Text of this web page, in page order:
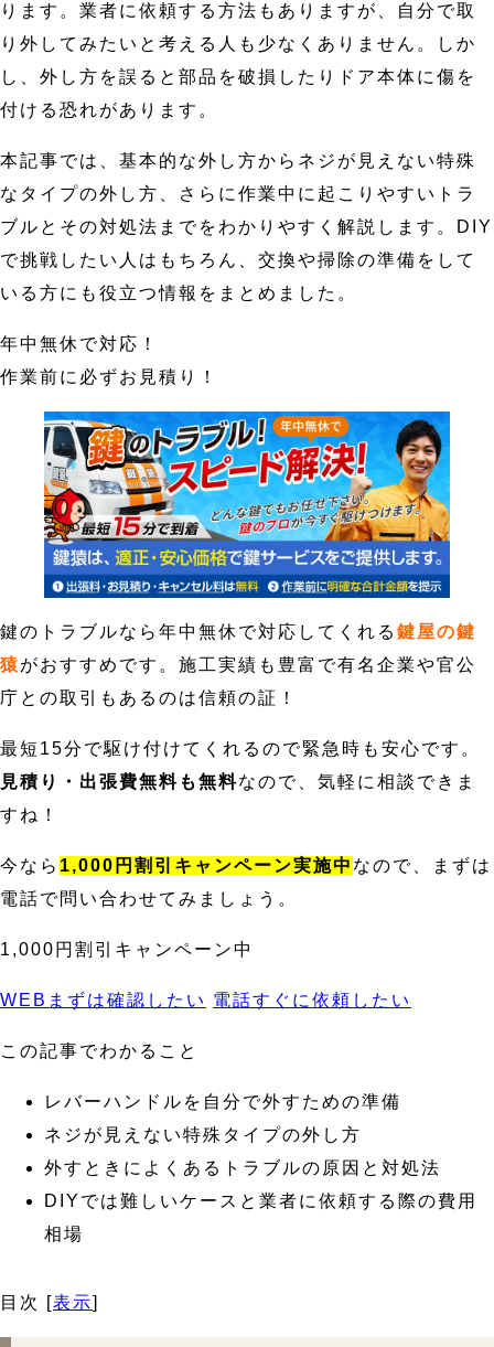
ります。業者に依頼する方法もありますが、自分で取
り外してみたいと考える人も少なくありません。しか
し、外し方を誤ると部品を破損したりドア本体に傷を
付ける恐れがあります。
本記事では、基本的な外し方からネジが見えない特殊
なタイプの外し方、さらに作業中に起こりやすいトラ
ブルとその対処法までをわかりやすく解説します。DIY
で挑戦したい人はもちろん、交換や掃除の準備をして
いる方にも役立つ情報をまとめました。
年中無休で対応！
作業前に必ずお見積り！
鍵のトラブルなら年中無休で対応してくれる 鍵屋の鍵
猿がおすすめです。施工実績も豊富で有名企業や官公
庁との取引もあるのは信頼の証！
最短15分で駆け付けてくれるので緊急時も安心です。
見積り・出張費無料も無料なので、気軽に相談できま
すね！
今なら 1,000円割引キャンペーン実施中 なので、まずは
電話で問い合わせてみましょう。
1,000円割引キャンペーン中
WEB まずは確認したい 電話すぐに依頼したい
この記事でわかること
レバーハンドルを自分で外すための準備
ネジが見えない特殊タイプの外し方
外すときによくあるトラブルの原因と対処法
DIYでは難しいケースと業者に依頼する際の費用
相場
目次 [表示]